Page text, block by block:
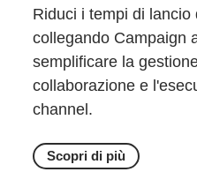
Riduci i tempi di lancio
collegando Campaign
semplificare la
collaborazione e
channel.
Scopri di più